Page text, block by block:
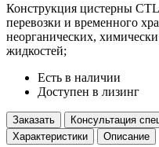
Конструкция цистерны
перевозки и временного
неорганических,
жидкостей;
Есть в наличии
Доступен в лизинг
Заказать Консультация
Характеристики
Описание